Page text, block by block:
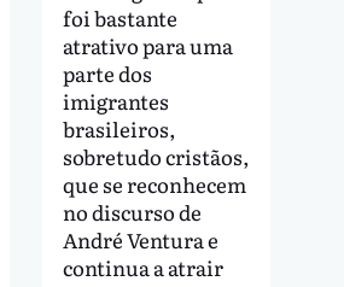
foi bastante
atrativo para uma
parte dos
imigrantes
brasileiros,
sobretudo cristãos,
que se reconhecem
no discurso de
André Ventura e
continua a atrair